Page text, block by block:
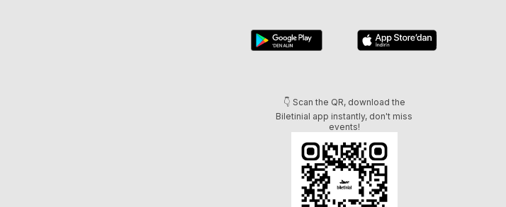
👇 Scan the QR, download the
Biletinial app instantly, don't miss
events!